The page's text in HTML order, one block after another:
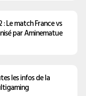
: Le match France vs
par Aminematue
les infos de la